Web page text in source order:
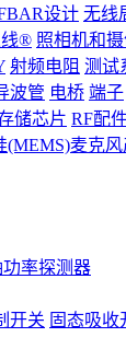
设计 无线
线® 照相机和
射频电阻 测试
波管 电桥 端子
储芯片 RF配
(MEMS)麦克风
功率探测器
开关 固态吸收